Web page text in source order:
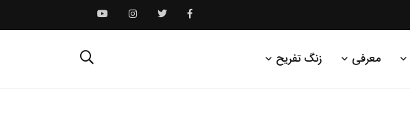
معرفی زنگ تفریح